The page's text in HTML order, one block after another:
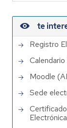
te
Registro
Moodle
Sede
Electrónica